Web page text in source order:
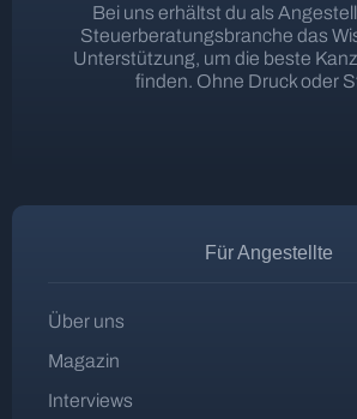
Bei uns erhältst du als
Steuerberatungsbranche das
Unterstützung, um die beste
finden. Ohne Druck oder
Für Angestellte
Über uns
Magazin
Interviews